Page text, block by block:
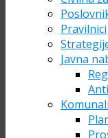
Pravilnici
Javna